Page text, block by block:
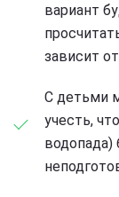
вариант
зависит
С детьми
учесть,
водопада)